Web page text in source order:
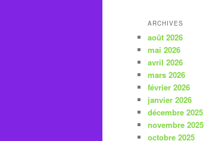
ARCHIVES
août 2026
mai 2026
avril 2026
mars 2026
février 2026
janvier 2026
décembre 2025
novembre 2025
octobre 2025